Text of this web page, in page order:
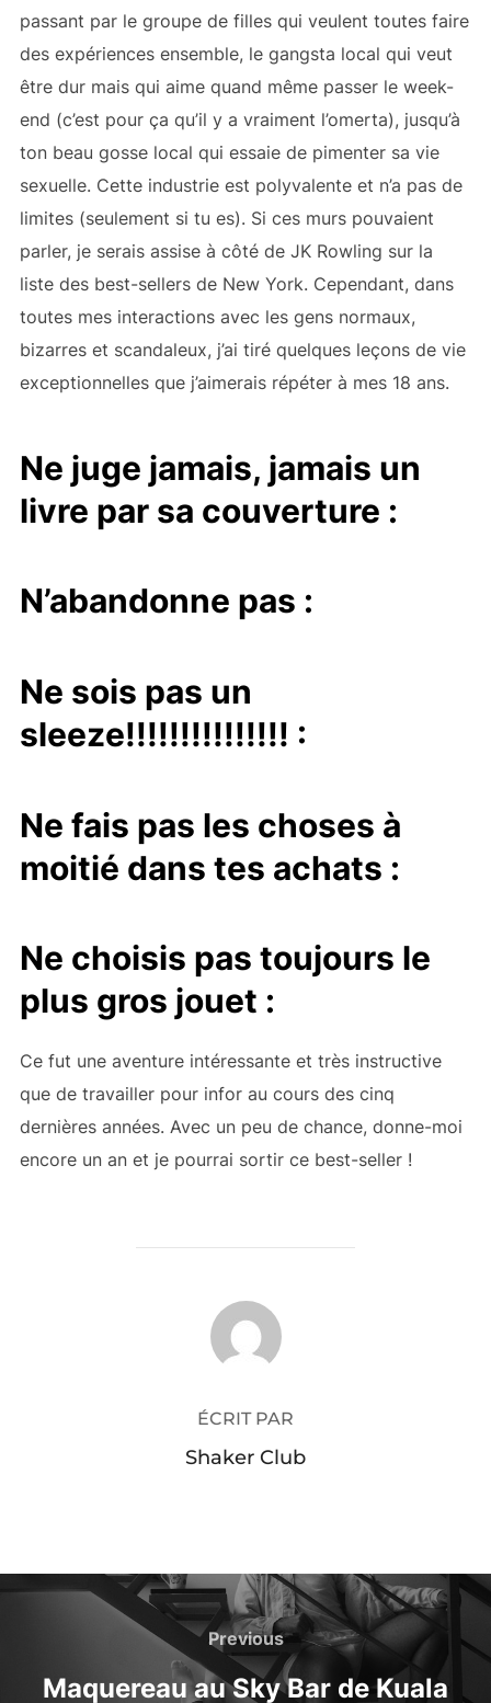
passant par le groupe de filles qui veulent toutes faire
des expériences ensemble, le gangsta local qui veut
être dur mais qui aime quand même passer le week-
end (c’est pour ça qu’il y a vraiment l’omerta), jusqu’à
ton beau gosse local qui essaie de pimenter sa vie
sexuelle. Cette industrie est polyvalente et n’a pas de
limites (seulement si tu es). Si ces murs pouvaient
parler, je serais assise à côté de JK Rowling sur la
liste des best-sellers de New York. Cependant, dans
toutes mes interactions avec les gens normaux,
bizarres et scandaleux, j’ai tiré quelques leçons de vie
exceptionnelles que j’aimerais répéter à mes 18 ans.
Ne juge jamais, jamais un
livre par sa couverture :
N’abandonne pas :
Ne sois pas un
sleeze!!!!!!!!!!!!!!! :
Ne fais pas les choses à
moitié dans tes achats :
Ne choisis pas toujours le
plus gros jouet :
Ce fut une aventure intéressante et très instructive
que de travailler pour infor au cours des cinq
dernières années. Avec un peu de chance, donne-moi
encore un an et je pourrai sortir ce best-seller !
AUTEUR DE LA PUBLICATION
ÉCRIT PAR
Shaker Club
Navigation
l’article
Previous
Previous
Maquereau au Sky Bar de Kuala